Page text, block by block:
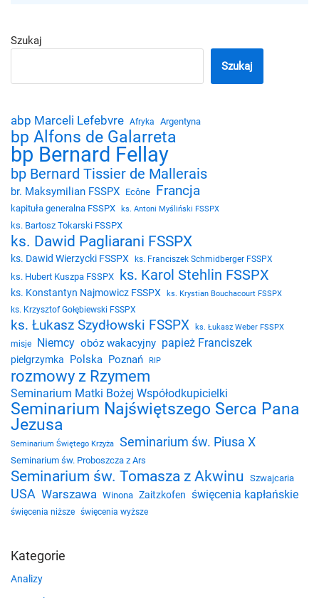
Szukaj
Szukaj
abp Marceli Lefebvre Afryka Argentyna
bp Alfons de Galarreta
bp Bernard Fellay
bp Bernard Tissier de Mallerais
br. Maksymilian FSSPX Ecône Francja
kapituła generalna FSSPX ks. Antoni Myśliński FSSPX
ks. Bartosz Tokarski FSSPX
ks. Dawid Pagliarani FSSPX
ks. Dawid Wierzycki FSSPX ks. Franciszek Schmidberger FSSPX
ks. Hubert Kuszpa FSSPX ks. Karol Stehlin FSSPX
ks. Konstantyn Najmowicz FSSPX
ks. Krystian Bouchacourt FSSPX
ks. Krzysztof Gołębiewski FSSPX
ks. Łukasz Szydłowski FSSPX ks. Łukasz Weber FSSPX
misje Niemcy obóz wakacyjny papież Franciszek
pielgrzymka Polska Poznań RIP
rozmowy z Rzymem
Seminarium Matki Bożej Współodkupicielki
Seminarium Najświętszego Serca Pana
Jezusa
Seminarium Świętego Krzyża Seminarium św. Piusa X
Seminarium św. Proboszcza z Ars
Seminarium św. Tomasza z Akwinu Szwajcaria
USA Warszawa Winona Zaitzkofen święcenia kapłańskie
święcenia niższe święcenia wyższe
Kategorie
Analizy